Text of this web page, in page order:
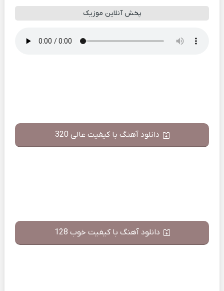
پخش آنلاین موزیک
دانلود آهنگ با کیفیت عالی 320
دانلود آهنگ با کیفیت خوب 128